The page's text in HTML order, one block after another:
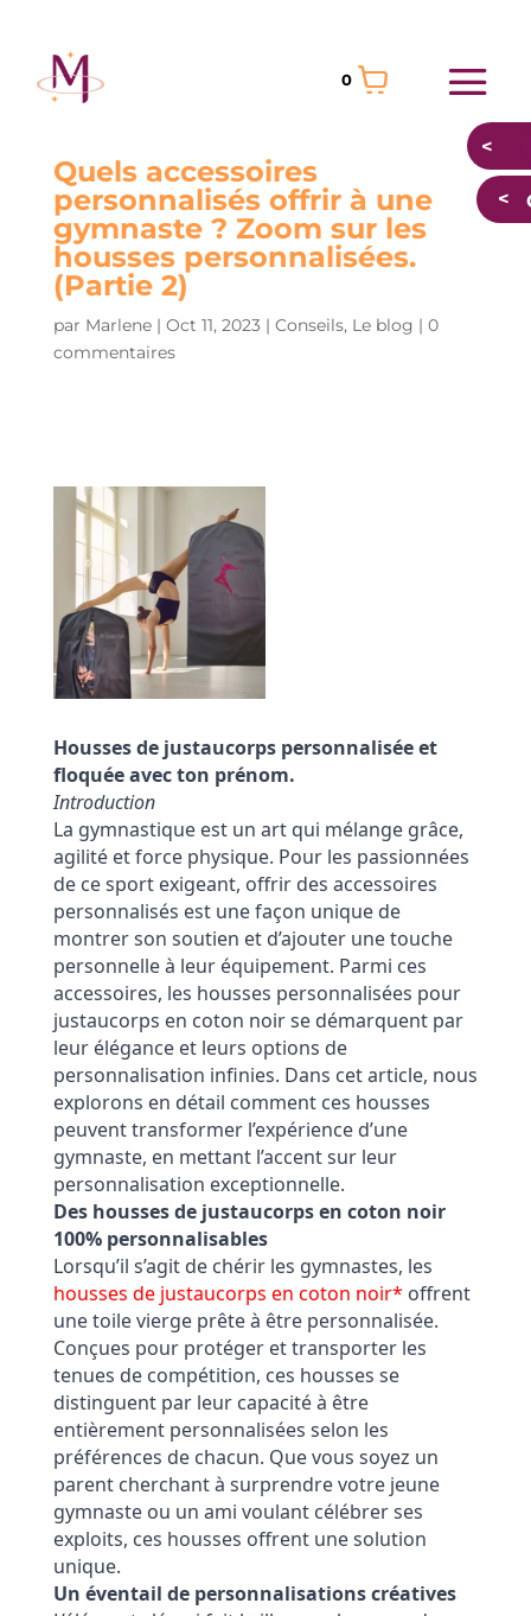
0
Quels accessoires
personnalisés offrir à une
gymnaste ? Zoom sur les
housses personnalisées.
(Partie 2)
par Marlene| Oct 11, 2023| Conseils, Le blog | 0
commentaires
Housses de justaucorps personnalisée et
floquée avec ton prénom.
Introduction
La gymnastique est un art qui mélange grâce,
agilité et force physique. Pour les passionnées
de ce sport exigeant, offrir des accessoires
personnalisés est une façon unique de
montrer son soutien et d’ajouter une touche
personnelle à leur équipement. Parmi ces
accessoires, les housses personnalisées pour
justaucorps en coton noir se démarquent par
leur élégance et leurs options de
personnalisation infinies. Dans cet article, nous
explorons en détail comment ces housses
peuvent transformer l’expérience d’une
gymnaste, en mettant l’accent sur leur
personnalisation exceptionnelle.
Des housses de justaucorps en coton noir
100% personnalisables
Lorsqu’il s’agit de chérir les gymnastes, les
housses de justaucorps en coton noir* offrent
une toile vierge prête à être personnalisée.
Conçues pour protéger et transporter les
tenues de compétition, ces housses se
distinguent par leur capacité à être
entièrement personnalisées selon les
préférences de chacun. Que vous soyez un
parent cherchant à surprendre votre jeune
gymnaste ou un ami voulant célébrer ses
exploits, ces housses offrent une solution
unique.
Un éventail de personnalisations créatives